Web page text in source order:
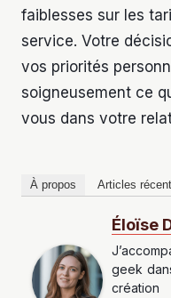
faiblesses sur les
service. Votre
vos priorités
soigneusement ce
vous dans votre
À propos Articles
Éloïse
geek
création